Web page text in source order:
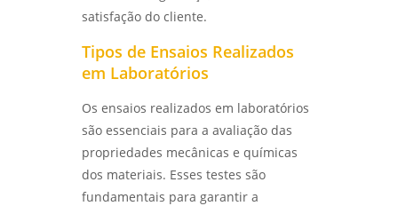
COMO REALIZAR ANÁLISE DE FALHAS EM
ROLAMENTOS EM SÃO PAULO COM EFICÁCIA -
COMO REALIZAR UMA ANÁLISE DE FALHAS EM
MANUTENÇÃO - LABMETAL
ANÁLISE DE FALHAS EM ROLAMENTOS EM SP:
DIAGNÓSTICO EFICIENTE PARA INDÚSTRIAS -
satisfação do cliente.
Tipos de Ensaios Realizados
em Laboratórios
Os ensaios realizados em laboratórios
são essenciais para a avaliação das
propriedades mecânicas e químicas
dos materiais. Esses testes são
fundamentais para garantir a